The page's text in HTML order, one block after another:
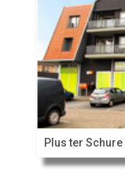
Plus ter Schure